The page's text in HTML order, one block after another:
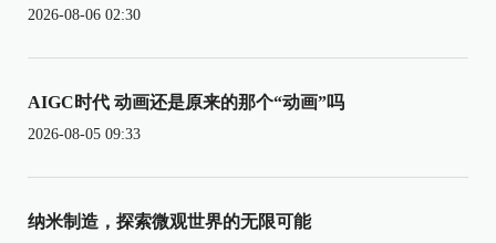
2026-08-06 02:30
AIGC时代 动画还是原来的那个“动画”吗
2026-08-05 09:33
纳米制造，探索微观世界的无限可能